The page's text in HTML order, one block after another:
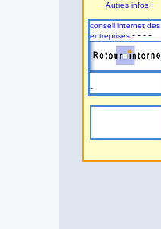
Autres infos :
conseil internet des
entreprises - - - -
-